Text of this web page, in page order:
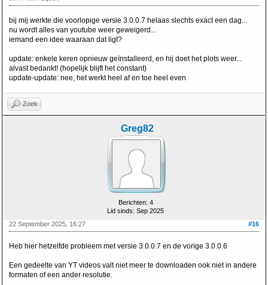
bij mij werkte die voorlopige versie 3.0.0.7 helaas slechts exact een dag...
nu wordt alles van youtube weer geweigerd...
iemand een idee waaraan dat ligt?
update: enkele keren opnieuw geïnstalleerd, en hij doet het plots weer...
alvast bedankt! (hopelijk blijft het constant)
update-update: nee, het werkt heel af en toe heel even
Zoek
Greg82
Berichten: 4
Lid sinds: Sep 2025
#16
22 September 2025, 16:27
Heb hier hetzelfde probleem met versie 3.0.0.7 en de vorige 3.0.0.6
Een gedeelte van YT videos valt niet meer te downloaden ook niet in andere
formaten of een ander resolutie.